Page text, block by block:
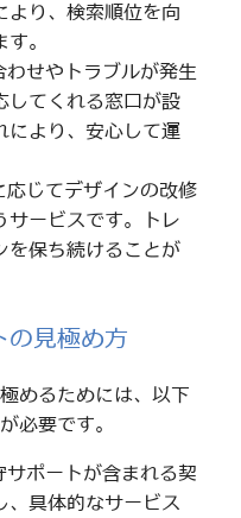
より、検索順位を向
。
せやトラブルが発生
してくれる窓口が設
により、安心して運
じてデザインの改修
サービスです。トレ
を保ち続けることが
の見極め方
めるためには、以下
必要です。
ポートが含まれる契
、具体的なサービス